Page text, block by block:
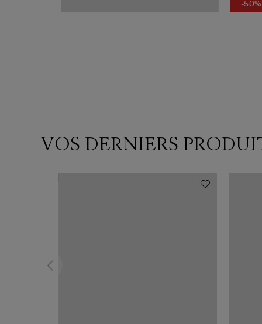
-50%
VOS DERNIERS